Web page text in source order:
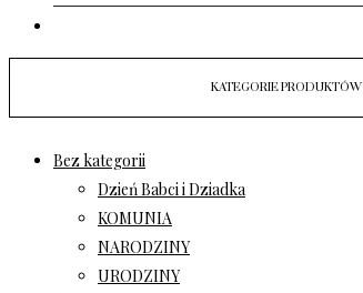
KATEGORIE PRODUKTÓW
Bez kategorii
Dzień Babci i Dziadka
KOMUNIA
NARODZINY
URODZINY